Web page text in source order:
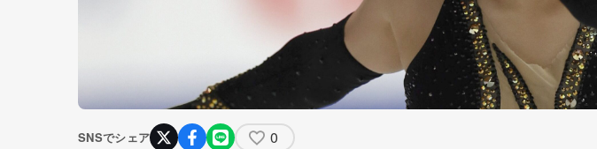
SNSでシェア 0